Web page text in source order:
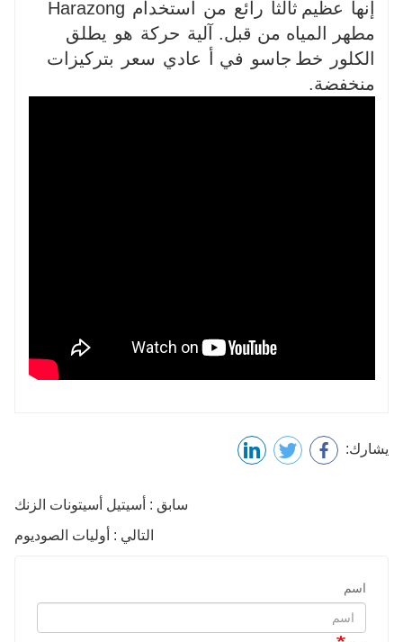
إنها عظيم ثالثا رائع من استخدام Harazong
مطهر المياه من قبل. آلية حركة هو يطلق
الكلور
خط جاسو في أ عادي سعر
بتركيزات
منخفضة.
يشارك:
سابق : أسيتيل أسيتونات الزنك
التالي : أوليات الصوديوم
اسم